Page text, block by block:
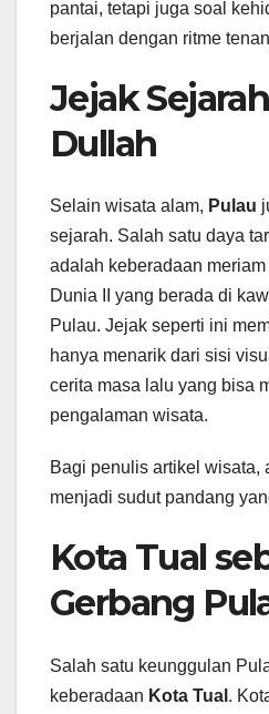
pantai, tetapi juga soal
berjalan dengan ritme
Jejak
Dullah
Selain wisata alam, Pulau
sejarah. Salah satu daya
adalah keberadaan
Dunia II yang berada di
Pulau. Jejak seperti ini
hanya menarik dari sisi
cerita masa lalu yang bisa
pengalaman wisata.
Bagi penulis artikel wisata,
menjadi sudut pandang
Kota Tual
Gerbang
Salah satu keunggulan
keberadaan Kota Tual .